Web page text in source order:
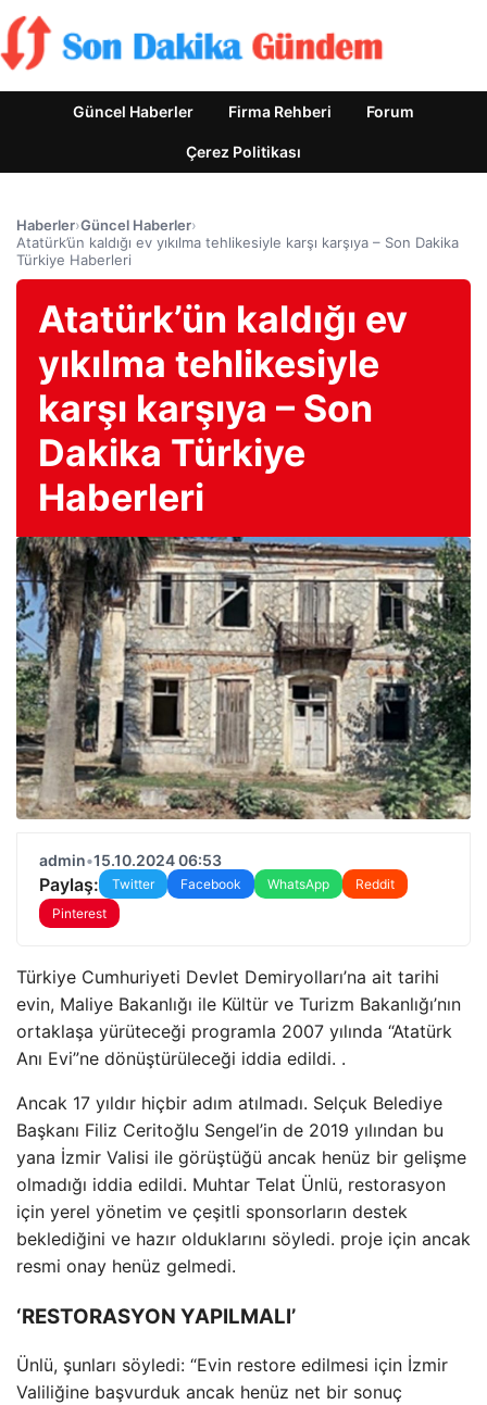
Güncel Haberler Firma Rehberi Forum
Çerez Politikası
Haberler›Güncel Haberler›
Atatürk’ün kaldığı ev yıkılma tehlikesiyle karşı karşıya – Son Dakika
Türkiye Haberleri
Atatürk’ün kaldığı ev
yıkılma tehlikesiyle
karşı karşıya – Son
Dakika Türkiye
Haberleri
admin•15.10.2024 06:53
Paylaş: Twitter Facebook WhatsApp
Reddit
Pinterest
Türkiye Cumhuriyeti Devlet Demiryolları’na ait tarihi
evin, Maliye Bakanlığı ile Kültür ve Turizm Bakanlığı’nın
ortaklaşa yürüteceği programla 2007 yılında “Atatürk
Anı Evi”ne dönüştürüleceği iddia edildi. .
Ancak 17 yıldır hiçbir adım atılmadı. Selçuk Belediye
Başkanı Filiz Ceritoğlu Sengel’in de 2019 yılından bu
yana İzmir Valisi ile görüştüğü ancak henüz bir gelişme
olmadığı iddia edildi. Muhtar Telat Ünlü, restorasyon
için yerel yönetim ve çeşitli sponsorların destek
beklediğini ve hazır olduklarını söyledi. proje için ancak
resmi onay henüz gelmedi.
‘RESTORASYON YAPILMALI’
Ünlü, şunları söyledi: “Evin restore edilmesi için İzmir
Valiliğine başvurduk ancak henüz net bir sonuç